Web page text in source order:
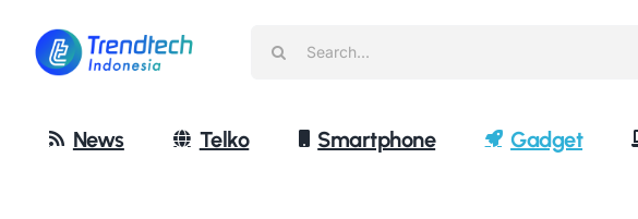
content
News Telko Smartphone Gadget